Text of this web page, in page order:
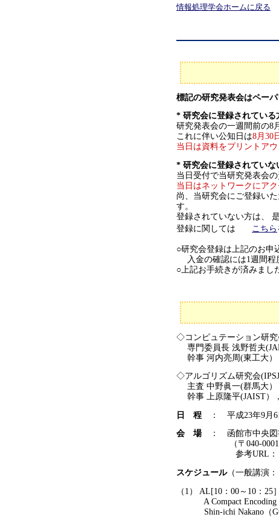
情報処理学会ホームに戻る
標記の研究発表会はペー
* 研究会に登録されている
研究発表会の一週間前の8
これに伴い公知日は8月30
当日は資料をプリントア
* 研究会に登録されていな
当日受付で当研究発表会
当日はネットワークにア
尚、当研究会にご登録い
す。
登録されていない方は、
登録に関しては
こちら
○研究会登録は上記のお申
入金の確認には1週間程
○上記お手続きが済みまし
◇コンピュテーション研究
専門委員長 浅野哲夫
幹事 河内亮周(東工大）
◇アルゴリズム研究会
主査 中野眞一(群馬大）
幹事 上原隆平(JAIST）
日 程 ： 平成23年9月6
会 場： 函館市中央図
（〒040-0001 北海
参考URL：
スケジュール（一般講演：
（1） AL[10：00～10：25］
A Compact Encoding of
Shin-ichi Nakano（